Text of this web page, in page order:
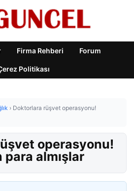
Firma Rehberi Forum
Politikası
› Doktorlara rüşvet operasyonu!
operasyonu!
almışlar